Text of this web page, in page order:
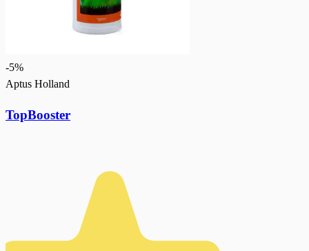
-5%
Aptus Holland
TopBooster